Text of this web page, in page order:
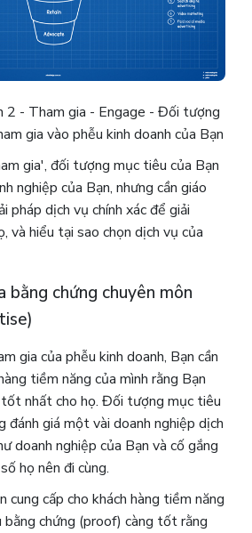
2 - Tham gia - Engage - Đối tượng
gia vào phễu kinh doanh của Bạn
gia', đối tượng mục tiêu của Bạn
nghiệp của Bạn, nhưng cần giáo
pháp dịch vụ chính xác để giải
và hiểu tại sao chọn dịch vụ của
chứng chuyên môn
gia của phễu kinh doanh, Bạn cần
tiềm năng của mình rằng Bạn
nhất cho họ. Đối tượng mục tiêu
đánh giá một vài doanh nghiệp dịch
doanh nghiệp của Bạn và cố gắng
họ nên đi cùng.
cung cấp cho khách hàng tiềm năng
bằng chứng (proof) càng tốt rằng